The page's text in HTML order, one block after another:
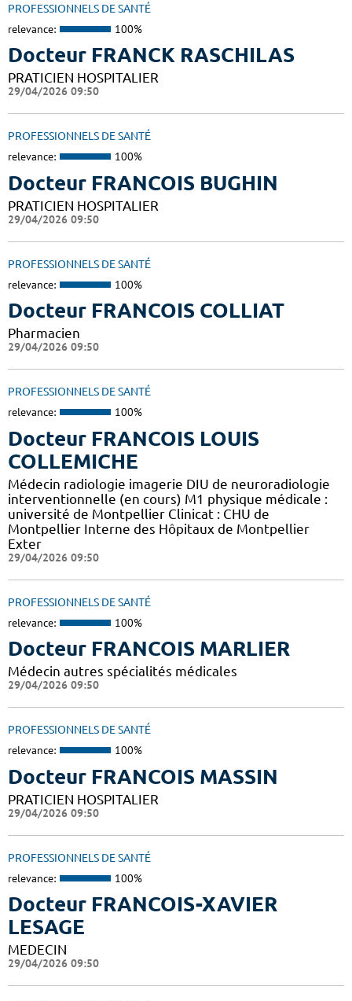
PROFESSIONNELS DE SANTÉ
relevance: 100%
Docteur FRANCK RASCHILAS
PRATICIEN HOSPITALIER
29/04/2026 09:50
PROFESSIONNELS DE SANTÉ
relevance: 100%
Docteur FRANCOIS BUGHIN
PRATICIEN HOSPITALIER
29/04/2026 09:50
PROFESSIONNELS DE SANTÉ
relevance: 100%
Docteur FRANCOIS COLLIAT
Pharmacien
29/04/2026 09:50
PROFESSIONNELS DE SANTÉ
relevance: 100%
Docteur FRANCOIS LOUIS
COLLEMICHE
Médecin radiologie imagerie DIU de neuroradiologie
interventionnelle (en cours) M1 physique médicale :
université de Montpellier Clinicat : CHU de
Montpellier Interne des Hôpitaux de Montpellier
Exter
29/04/2026 09:50
PROFESSIONNELS DE SANTÉ
relevance: 100%
Docteur FRANCOIS MARLIER
Médecin autres spécialités médicales
29/04/2026 09:50
PROFESSIONNELS DE SANTÉ
relevance: 100%
Docteur FRANCOIS MASSIN
PRATICIEN HOSPITALIER
29/04/2026 09:50
PROFESSIONNELS DE SANTÉ
relevance: 100%
Docteur FRANCOIS-XAVIER
LESAGE
MEDECIN
29/04/2026 09:50